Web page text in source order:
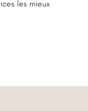
les mieux